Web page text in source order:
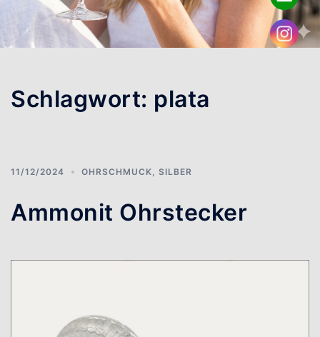
Schlagwort: plata
11/12/2024 OHRSCHMUCK SILBER
Ammonit Ohrstecker